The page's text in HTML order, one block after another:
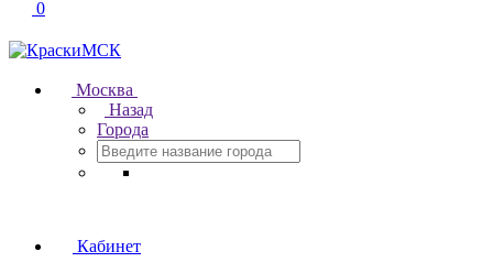
0
Москва
Назад
Города
Кабинет